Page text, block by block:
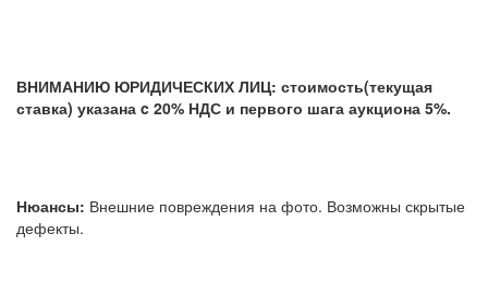
ВНИМАНИЮ ЮРИДИЧЕСКИХ ЛИЦ: стоимость(текущая
ставка) указана c 20% НДС и первого шага аукциона 5%.
Нюансы: Внешние повреждения на фото. Возможны скрытые
дефекты.